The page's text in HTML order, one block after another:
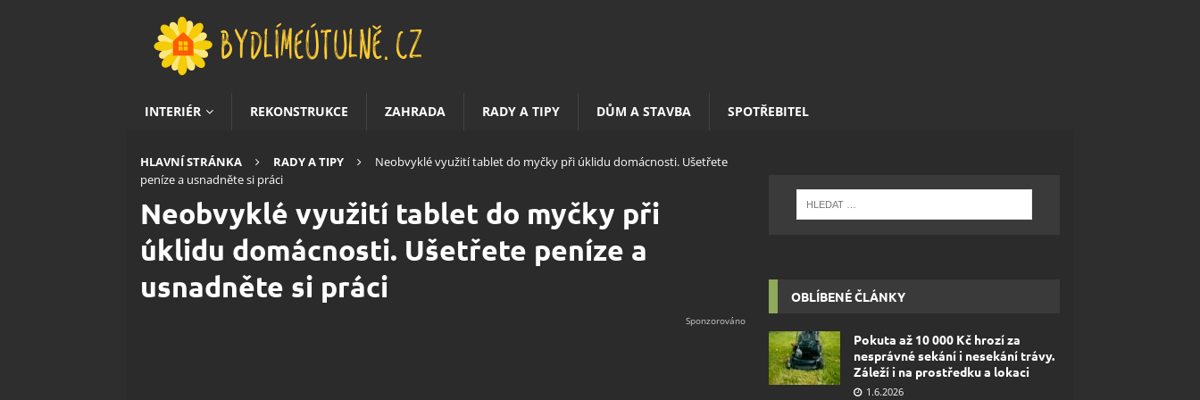
INTERIÉR REKONSTRUKCE ZAHRADA RADY A TIPY DŮM A STAVBA SPOTŘEBITEL
HLAVNÍ STRÁNKA RADY A TIPY
Neobvyklé využití tablet do myčky při úklidu domácnosti. Ušetřete
peníze a usnadněte si práci
Neobvyklé využití tablet do myčky při
úklidu domácnosti. Ušetřete peníze a
usnadněte si práci
OBLÍBENÉ ČLÁNKY
Pokuta až 10 000 Kč hrozí za
nesprávné sekání i nesekání trávy.
Záleží i na prostředku a lokaci
1.6.2026